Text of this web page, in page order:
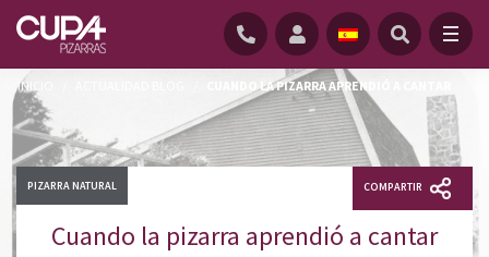
INICIO CUANDO LA PIZARRA APRENDIÓ A CANTAR
PIZARRA NATURAL COMPARTIR
Cuando la pizarra aprendió a cantar